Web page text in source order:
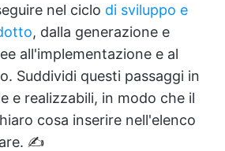
nel ciclo di sviluppo e
, dalla generazione e
all'implementazione e al
Suddividi questi passaggi in
e realizzabili, in modo che il
cosa inserire nell'elenco
✍️